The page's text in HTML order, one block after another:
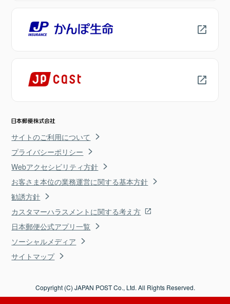
サイトのご利用について
プライバシーポリシー
Webアクセシビリティ方針
お客さま本位の業務運営に関する基本方針
勧誘方針
カスタマーハラスメントに関する考え方
日本郵便公式アプリ一覧
ソーシャルメディア
サイトマップ
Copyright (C) JAPAN POST Co., Ltd. All Rights Reserved.